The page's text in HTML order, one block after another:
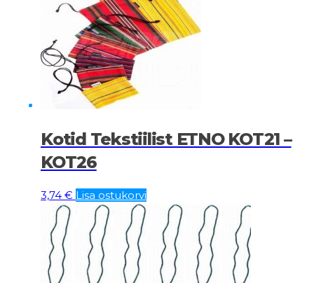
Kotid Tekstiilist ETNO KOT21 –
KOT26
3,74 € Lisa ostukorvi